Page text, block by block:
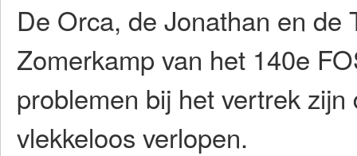
De Orca, de Jonathan en
Zomerkamp van het 140e
problemen bij het vertrek
vlekkeloos verlopen.